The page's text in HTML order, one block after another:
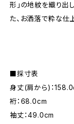
形」の地紋を織り出
た、お洒落で粋な仕
■採寸表 ■
身丈(肩から)：
裄：
袖丈：